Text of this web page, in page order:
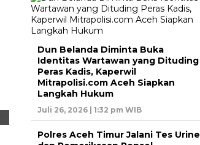
Dun Belanda Diminta Buka
Identitas Wartawan yang Dituding
Peras Kadis, Kaperwil
Mitrapolisi.com Aceh Siapkan
Langkah Hukum
Juli 26, 2026 | 1:32 pm WIB
Polres Aceh Timur Jalani Tes Urine